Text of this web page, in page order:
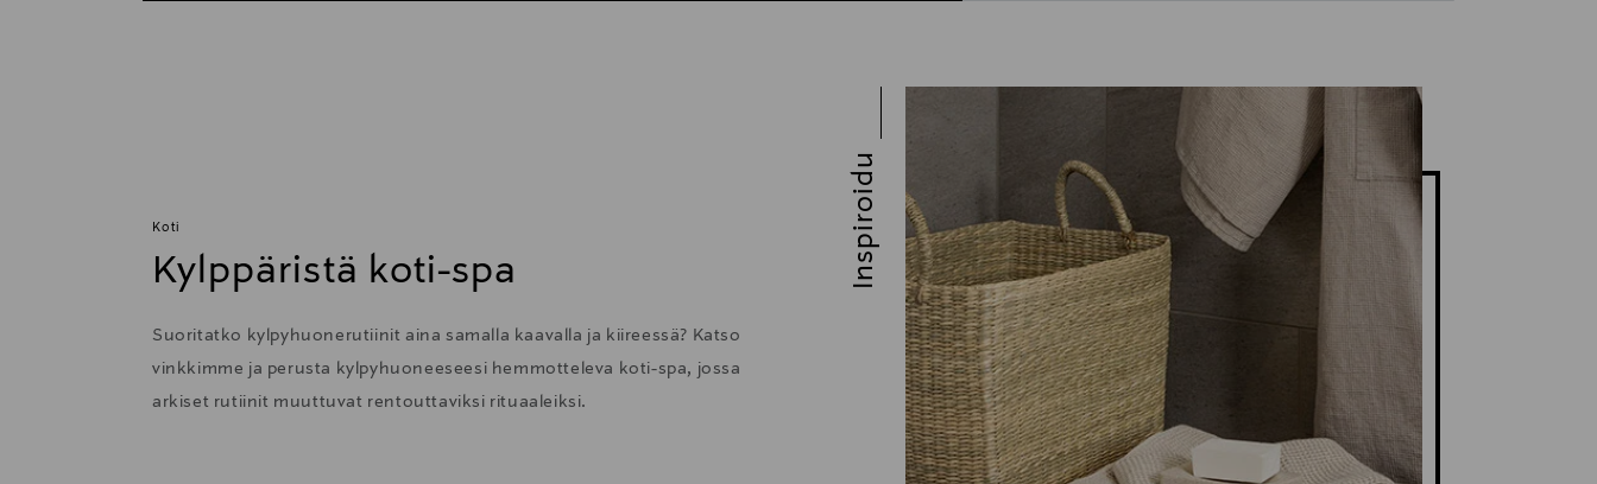
Koti
Kylppäristä koti-spa
Suoritatko kylpyhuonerutiinit aina samalla kaavalla ja kiireessä? Katso
vinkkimme ja perusta kylpyhuoneeseesi hemmotteleva koti-spa, jossa
arkiset rutiinit muuttuvat rentouttaviksi rituaaleiksi.
Inspiroidu